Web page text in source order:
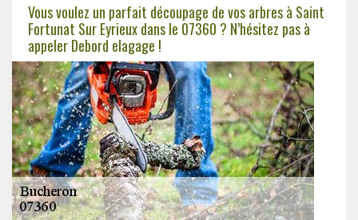
Vous voulez un parfait découpage de vos arbres à Saint
Fortunat Sur Eyrieux dans le 07360 ? N’hésitez pas à
appeler Debord elagage !